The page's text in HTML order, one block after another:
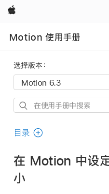
Apple
Motion 使用手册
选择版本：
在
用
册
中
搜
目录
在 Motion 中设
小